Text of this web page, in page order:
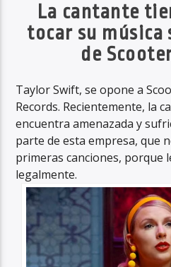
Haahil FM
La cantante
tocar su música
de
Taylor Swift, se opone a
Records. Recientemente, la
encuentra amenazada y
parte de esta empresa, que
primeras canciones, porque
legalmente.